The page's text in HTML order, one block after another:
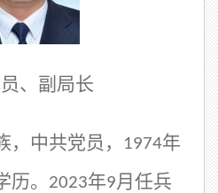
、副局长
，中共党员， 1974年
。 2023年9月任兵